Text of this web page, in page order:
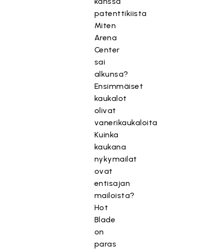
patenttikiista
Miten
Arena
Center
sai
alkunsa?
Ensimmäiset
kaukalot
olivat
vanerikaukaloita
Kuinka
kaukana
nykymailat
ovat
entisajan
mailoista?
Hot
Blade
on
paras